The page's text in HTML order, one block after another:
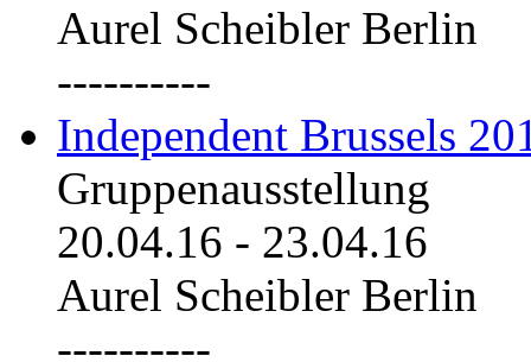
Aurel Scheibler Berlin
----------
Independent Brussels
Gruppenausstellung
20.04.16 - 23.04.16
Aurel Scheibler Berlin
----------